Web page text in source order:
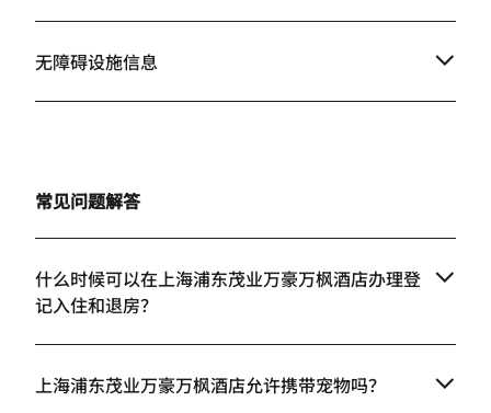
无障碍设施信息
常见问题解答
什么时候可以在上海浦东茂业万豪万枫酒店办理登
记入住和退房？
上海浦东茂业万豪万枫酒店允许携带宠物吗？